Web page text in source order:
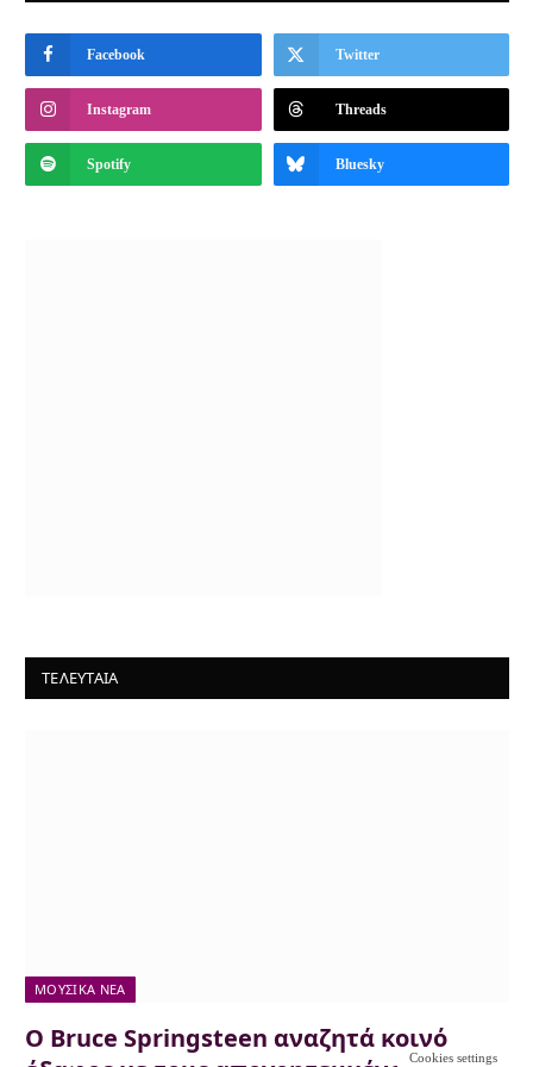
Facebook Twitter
Instagram Threads
Spotify Bluesky
ΤΕΛΕΥΤΑΙΑ
ΜΟΥΣΙΚΆ ΝΈΑ
Ο Bruce Springsteen αναζητά κοινό
Cookies settings